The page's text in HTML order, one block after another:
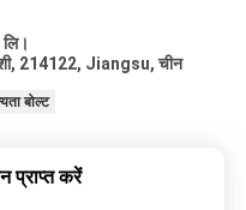
214122, Jiangsu, चीन
बोल्ट
प्राप्त करें